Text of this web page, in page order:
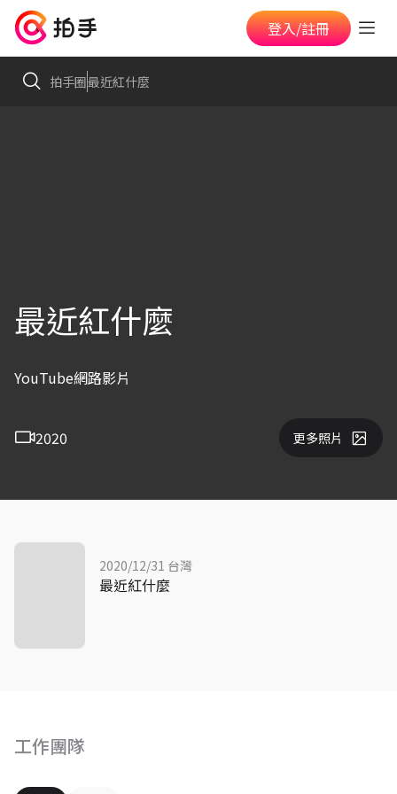
登入/註冊
拍手圈最近紅什麼
最近紅什麼
YouTube網路影片
2020 更多照片
工作團隊
2020/12/31 台灣
最近紅什麼